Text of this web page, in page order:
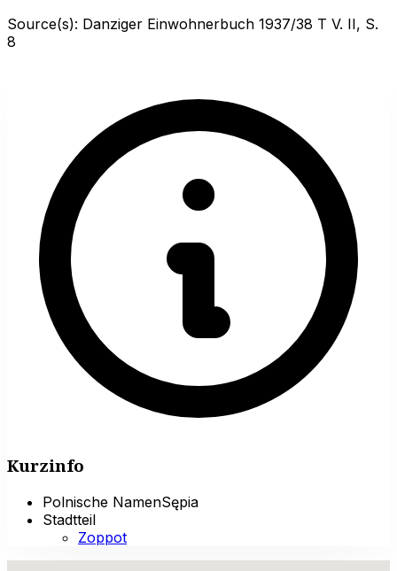
Source(s): Danziger Einwohnerbuch 1937/38 T V. II, S.
8
Kurzinfo
Polnische NamenSępia
Stadtteil
Zoppot